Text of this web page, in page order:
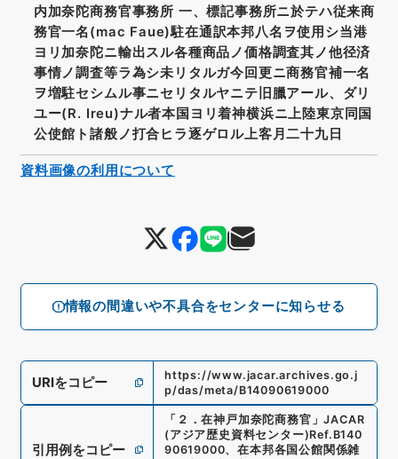
情報の間違いや不具合をセンターに知らせる
内加奈陀商務官事務所 一、標記事務所ニ於テハ従来商
務官一名(mac Faue)駐在通訳本邦八名ヲ使用シ当港
ヨリ加奈陀ニ輸出スル各種商品ノ価格調査其ノ他径済
事情ノ調査等ラ為シ未リタルガ今回更ニ商務官補一名
ヲ増駐セシムル事ニセリタルヤニテ旧臘アール、ダリ
ユー(R. Ireu)ナル者本国ヨリ着神横浜ニ上陸東京同国
公使館ト諸般ノ打合ヒラ逐ゲロル上客月二十九日
URIをコピー
https://www.jacar.archives.go.j
p/das/meta/B14090619000
引用例をコピー
「 ２．在神戸加奈陀商務官 」JACAR
(アジア歴史資料センター)Ref. B140
90619000、在本邦各国公館関係雑
資料画像の利用について